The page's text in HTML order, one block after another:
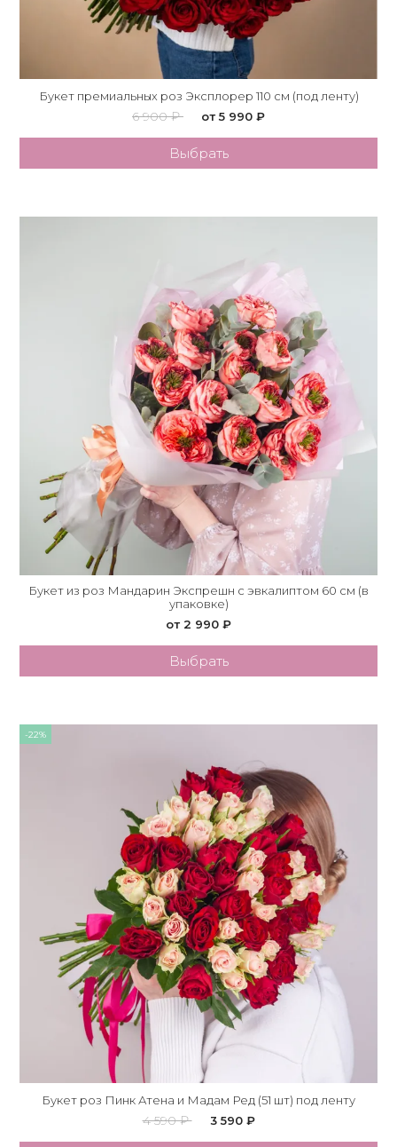
Букет премиальных роз Эксплорер 110 см (под ленту)
6 900 ₽ от 5 990 ₽
Выбрать
Букет из роз Мандарин Экспрешн с эвкалиптом 60 см (в
упаковке)
от 2 990 ₽
Выбрать
-22%
Букет роз Пинк Атена и Мадам Ред (51 шт) под ленту
4 590 ₽ 3 590 ₽